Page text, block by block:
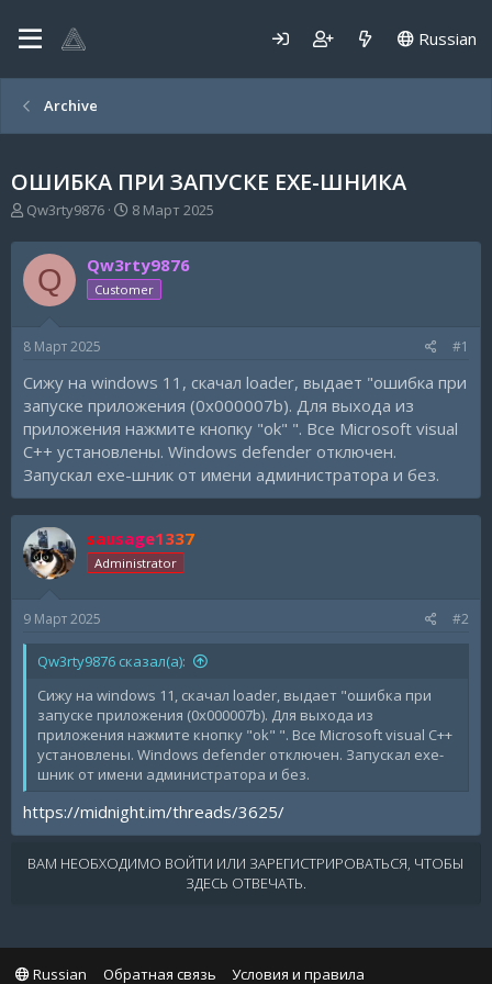
Russian
Archive
ОШИБКА ПРИ ЗАПУСКЕ EXE-ШНИКА
А
т
о
р
т
м
Qw3rty9876
Д
т
а
н
а
8 Март 2025
Q Qw3rty9876
Customer
8 Март 2025 #1
Сижу на windows 11, скачал loader, выдает "ошибка при
запуске приложения (0x000007b). Для выхода из
приложения нажмите кнопку "ok" ". Все Microsoft visual
C++ установлены. Windows defender отключен.
Запускал exe-шник от имени администратора и без.
sausage1337
Administrator
9 Март 2025 #2
Qw3rty9876 сказал(а):
Сижу на windows 11, скачал loader, выдает "ошибка при
запуске приложения (0x000007b). Для выхода из
приложения нажмите кнопку "ok" ". Все Microsoft visual C++
установлены. Windows defender отключен. Запускал exe-
шник от имени администратора и без.
https://midnight.im/threads/3625/
ВАМ НЕОБХОДИМО ВОЙТИ ИЛИ ЗАРЕГИСТРИРОВАТЬСЯ, ЧТОБЫ
ЗДЕСЬ ОТВЕЧАТЬ.
Russian Обратная связь Условия и правила